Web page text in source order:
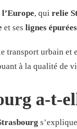
l’Europe, qui relie
et ses lignes épurées
transport urbain et
à la qualité de
a-t-